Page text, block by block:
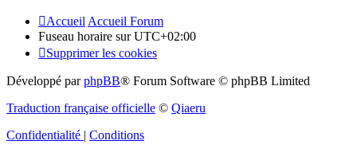
Accueil Accueil Forum
Fuseau horaire surUTC+02:00
Supprimer les cookies
Développé parphpBB® Forum Software © phpBB Limited
Traduction française officielle © Qiaeru
Confidentialité | Conditions